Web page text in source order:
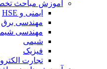
آموزش مباحث تخصصی
ایمنی و HSE
مهندسی برق
مهندسی شیمی
شیمی
فیزیک
تجارت الکترونیک